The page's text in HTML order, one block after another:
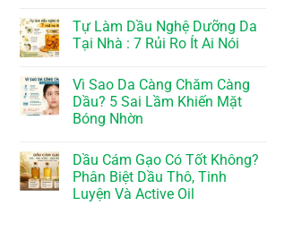
Tự Làm Dầu Nghệ Dưỡng Da
Tại Nhà : 7 Rủi Ro Ít Ai Nói
Vì Sao Da Càng Chăm Càng
Dầu? 5 Sai Lầm Khiến Mặt
Bóng Nhờn
Dầu Cám Gạo Có Tốt Không?
Phân Biệt Dầu Thô, Tinh
Luyện Và Active Oil